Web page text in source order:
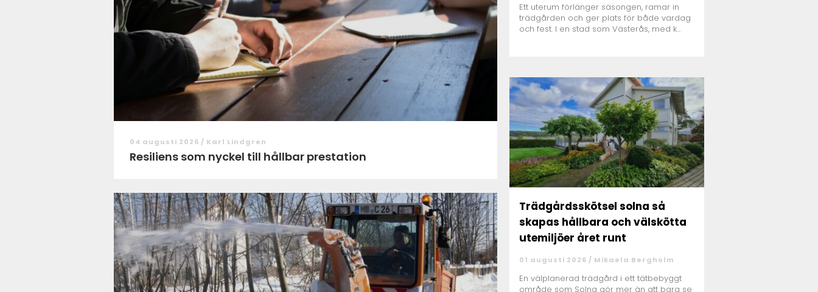
04 augusti 2026 / Karl Lindgren
Resiliens som nyckel till hållbar prestation
Ett uterum förlänger säsongen, ramar in
trädgården och ger plats för både vardag
och fest. I en stad som Västerås, med k...
Trädgårdsskötsel solna så
skapas hållbara och välskötta
utemiljöer året runt
01 augusti 2026 / Mikaela Bergholm
En välplanerad trädgård i ett tätbebyggt
område som Solna gör mer än att bara se